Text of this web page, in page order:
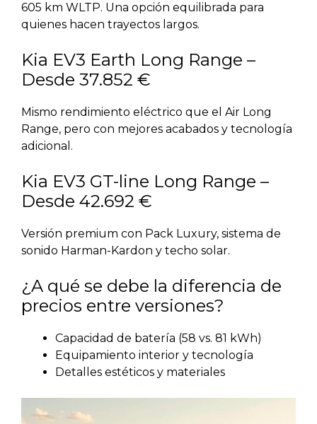
605 km WLTP. Una opción equilibrada para
quienes hacen trayectos largos.
Kia EV3 Earth Long Range –
Desde 37.852 €
Mismo rendimiento eléctrico que el Air Long
Range, pero con mejores acabados y tecnología
adicional.
Kia EV3 GT-line Long Range –
Desde 42.692 €
Versión premium con Pack Luxury, sistema de
sonido Harman-Kardon y techo solar.
¿A qué se debe la diferencia de
precios entre versiones?
Capacidad de batería (58 vs. 81 kWh)
Equipamiento interior y tecnología
Detalles estéticos y materiales